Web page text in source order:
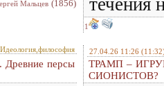
Мальцев (1856)
течения
1
Идеология,философия
Древние персы
27.04.26 11:26
ТРАМП –
СИОНИСТОВ?